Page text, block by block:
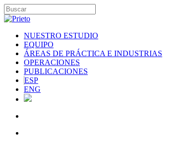
NUESTRO ESTUDIO
EQUIPO
ÁREAS DE PRÁCTICA E INDUSTRIAS
OPERACIONES
PUBLICACIONES
ESP
ENG